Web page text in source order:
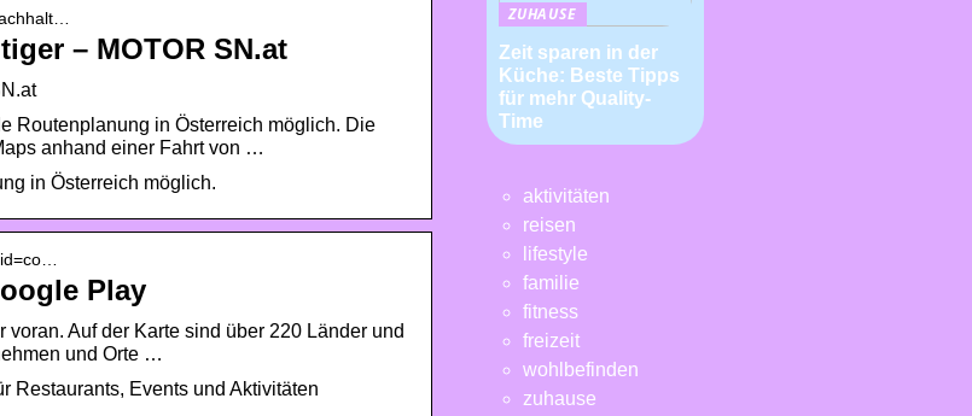
– MOTOR SN.at
Routenplanung in Österreich möglich. Die
anhand einer Fahrt von …
in Österreich möglich.
Play
Auf der Karte sind über 220 Länder und
und Orte …
Restaurants, Events und Aktivitäten
ZUHAUSE
Zeit sparen in der
Küche: Beste Tipps
für mehr Quality-
Time
aktivitäten
reisen
lifestyle
familie
fitness
freizeit
wohlbefinden
zuhause